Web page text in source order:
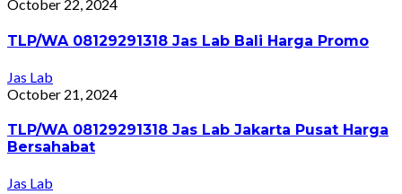
October 22, 2024
TLP/WA 08129291318 Jas Lab Bali Harga Promo
Jas Lab
October 21, 2024
TLP/WA 08129291318 Jas Lab Jakarta Pusat Harga
Bersahabat
Jas Lab